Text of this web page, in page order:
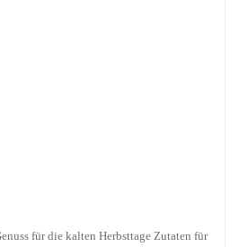
für die kalten Herbsttage Zutaten für